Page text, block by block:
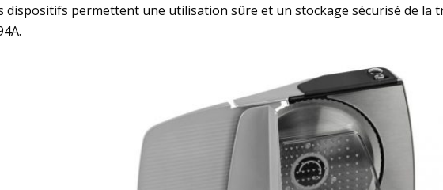
dispositifs permettent une utilisation sûre et un stockage sécurisé de la